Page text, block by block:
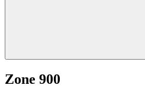
Zone 900